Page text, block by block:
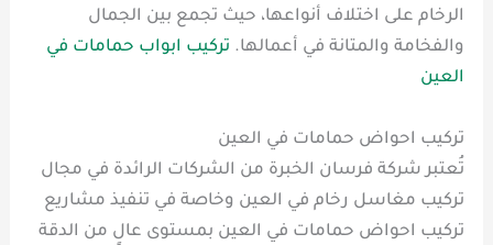
الرخام على اختلاف أنواعها، حيث تجمع بين الجمال
والفخامة والمتانة في أعمالها. تركيب ابواب حمامات في
العين
تركيب احواض حمامات في العين
تُعتبر شركة فرسان الخبرة من الشركات الرائدة في مجال
تركيب مغاسل رخام في العين وخاصة في تنفيذ مشاريع
تركيب احواض حمامات في العين بمستوى عالٍ من الدقة